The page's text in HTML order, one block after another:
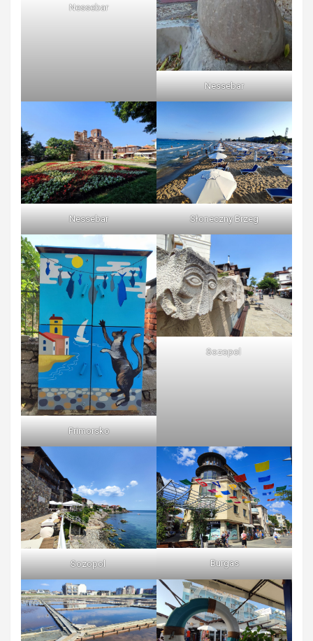
Nessebar
Nessebar
Nessebar Słoneczny Brzeg
Primorsko
Sozopol
Sozopol Burgas